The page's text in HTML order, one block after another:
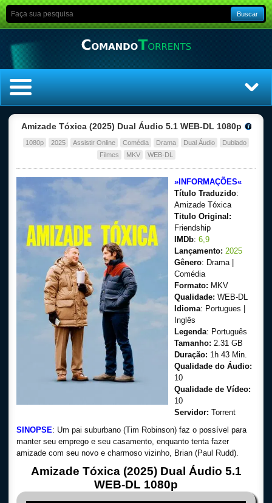
Buscar
Home
Top Filmes
Top Séries
Filmes
Dublado
Legendado
Amizade Tóxica (2025) Dual Áudio 5.1 WEB-DL 1080p
1080p 2025 Assistir Online Comédia Drama Dual Áudio
Dublado
Filmes
MKV WEB-DL
»INFORMAÇÕES«
Título Traduzido:
Amizade Tóxica
Titulo Original:
Friendship
IMDb: 6,9
Lançamento: 2025
Gênero: Drama |
Comédia
Formato: MKV
Qualidade: WEB-DL
Idioma: Portugues |
Inglês
Legenda: Português
Tamanho: 2.31 GB
Duração: 1h 43 Min.
Qualidade do Áudio:
10
Qualidade de Vídeo:
10
Servidor: Torrent
SINOPSE: Um pai suburbano (Tim Robinson) faz o possível para
manter seu emprego e seu casamento, enquanto tenta fazer
amizade com seu novo e charmoso vizinho, Brian (Paul Rudd).
Amizade Tóxica (2025) Dual Áudio 5.1
WEB-DL 1080p